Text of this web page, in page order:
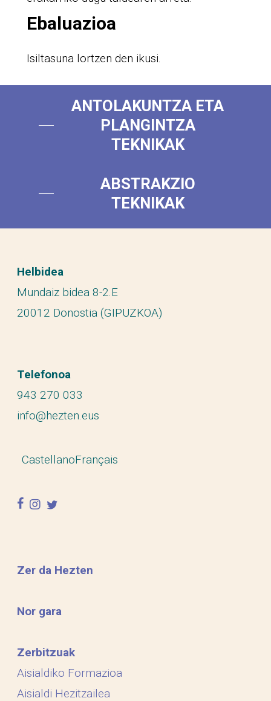
Ebaluazioa
Isiltasuna lortzen den ikusi.
ANTOLAKUNTZA ETA
PLANGINTZA
TEKNIKAK
ABSTRAKZIO
TEKNIKAK
Helbidea
Mundaiz bidea 8-2.E
20012 Donostia (GIPUZKOA)
Telefonoa
943 270 033
info@hezten.eus
CastellanoFrançais
facebook
instagram
twitter
Zer da Hezten
Nor gara
Zerbitzuak
Aisialdiko Formazioa
Aisialdi Hezitzailea